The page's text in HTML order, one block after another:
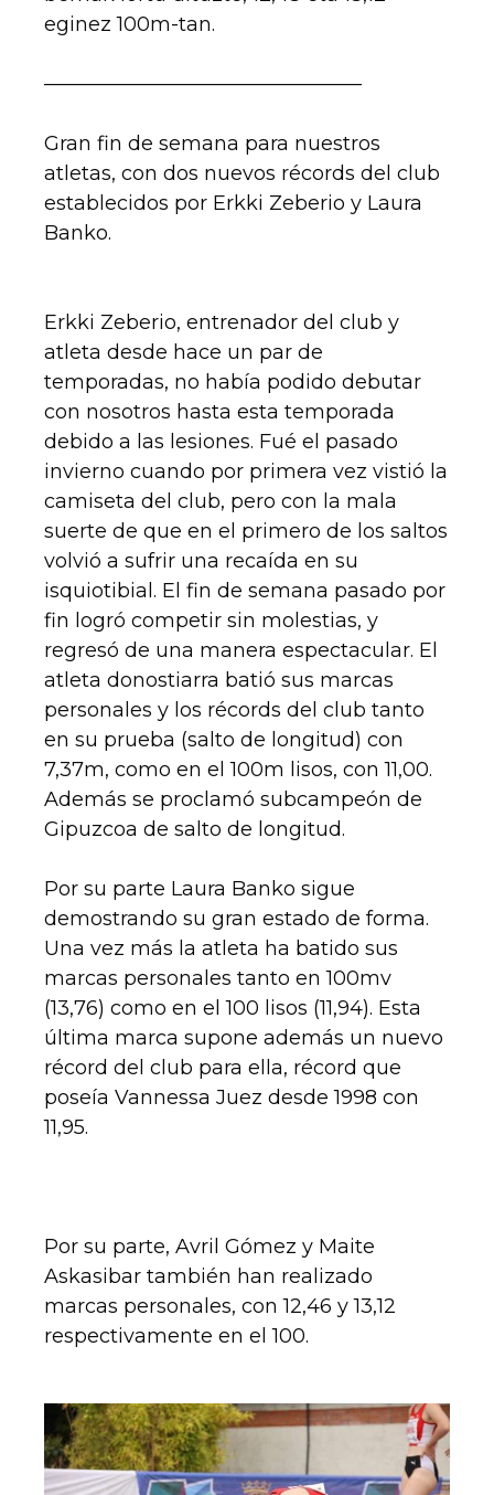
eginez 100m-tan.
————————————————
Gran fin de semana para nuestros
atletas, con dos nuevos récords del club
establecidos por Erkki Zeberio y Laura
Banko.
Erkki Zeberio, entrenador del club y
atleta desde hace un par de
temporadas, no había podido debutar
con nosotros hasta esta temporada
debido a las lesiones. Fué el pasado
invierno cuando por primera vez vistió la
camiseta del club, pero con la mala
suerte de que en el primero de los saltos
volvió a sufrir una recaída en su
isquiotibial. El fin de semana pasado por
fin logró competir sin molestias, y
regresó de una manera espectacular. El
atleta donostiarra batió sus marcas
personales y los récords del club tanto
en su prueba (salto de longitud) con
7,37m, como en el 100m lisos, con 11,00.
Además se proclamó subcampeón de
Gipuzcoa de salto de longitud.
Por su parte Laura Banko sigue
demostrando su gran estado de forma.
Una vez más la atleta ha batido sus
marcas personales tanto en 100mv
(13,76) como en el 100 lisos (11,94). Esta
última marca supone además un nuevo
récord del club para ella, récord que
poseía Vannessa Juez desde 1998 con
11,95.
Por su parte, Avril Gómez y Maite
Askasibar también han realizado
marcas personales, con 12,46 y 13,12
respectivamente en el 100.